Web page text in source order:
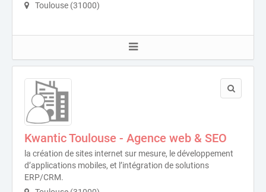
Toulouse (31000)
Kwantic Toulouse - Agence web & SEO
la création de sites internet sur mesure, le développement
d’applications mobiles, et l’intégration de solutions
ERP/CRM.